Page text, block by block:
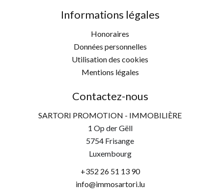
Informations légales
Honoraires
Données personnelles
Utilisation des cookies
Mentions légales
Contactez-nous
SARTORI PROMOTION - IMMOBILIÈRE
1 Op der Gëll
5754 Frisange
Luxembourg
+352 26 51 13 90
info@immosartori.lu